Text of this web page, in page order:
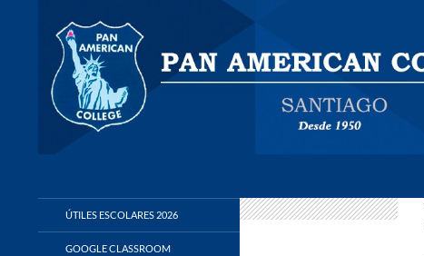
ÚTILES ESCOLARES 2026
GOOGLE CLASSROOM